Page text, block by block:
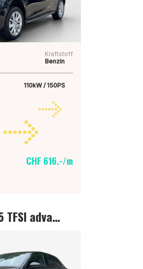
Kraftstoff
Benzin
110kW / 150PS
CHF 616.-/m
A3 Sportback 35 TFSI advanced Attraction